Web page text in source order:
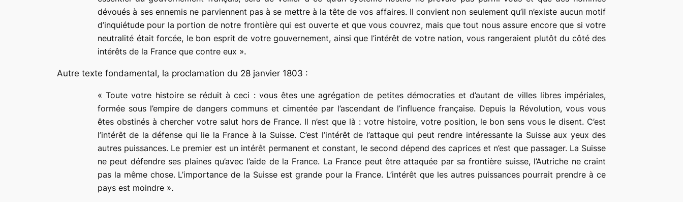
dévoués à ses ennemis ne parviennent pas à se mettre à la tête de vos affaires. Il convient non seulement qu’il n’existe aucun motif
d’inquiétude pour la portion de notre frontière qui est ouverte et que vous couvrez, mais que tout nous assure encore que si votre
neutralité était forcée, le bon esprit de votre gouvernement, ainsi que l’intérêt de votre nation, vous rangeraient plutôt du côté des
intérêts de la France que contre eux ».
Autre texte fondamental, la proclamation du 28 janvier 1803 :
« Toute votre histoire se réduit à ceci : vous êtes une agrégation de petites démocraties et d’autant de villes libres impériales,
formée sous l’empire de dangers communs et cimentée par l’ascendant de l’influence française. Depuis la Révolution, vous vous
êtes obstinés à chercher votre salut hors de France. Il n’est que là : votre histoire, votre position, le bon sens vous le disent. C’est
l’intérêt de la défense qui lie la France à la Suisse. C’est l’intérêt de l’attaque qui peut rendre intéressante la Suisse aux yeux des
autres puissances. Le premier est un intérêt permanent et constant, le second dépend des caprices et n’est que passager. La Suisse
ne peut défendre ses plaines qu’avec l’aide de la France. La France peut être attaquée par sa frontière suisse, l’Autriche ne craint
pas la même chose. L’importance de la Suisse est grande pour la France. L’intérêt que les autres puissances pourrait prendre à ce
pays est moindre ».